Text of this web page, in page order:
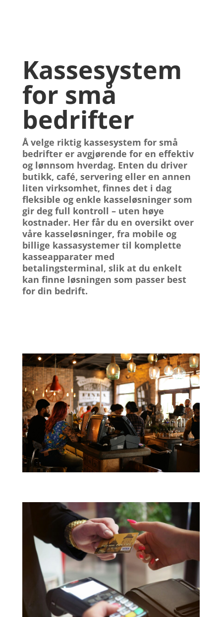
Kassesystem
for små
bedrifter
Å velge riktig kassesystem for små
bedrifterer avgjørende for en effektiv
og lønnsom hverdag. Enten du driver
butikk, café, servering eller en annen
liten virksomhet, finnes det i dag
fleksible og enkle kasseløsningersom
gir deg full kontroll – uten høye
kostnader. Her får du en oversikt over
våre kasseløsninger, fra mobile og
billige kassasystemertil komplette
kasseapparater med
betalingsterminal, slik at du enkelt
kan finne løsningen som passer best
for din bedrift.